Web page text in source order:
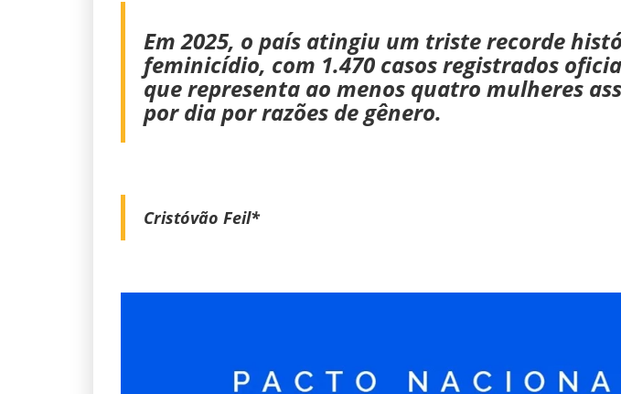
Em 2025, o país atingiu um triste recorde
feminicídio, com 1.470 casos registrados
que representa ao menos quatro mulheres
por dia por razões de gênero.
Cristóvão Feil*